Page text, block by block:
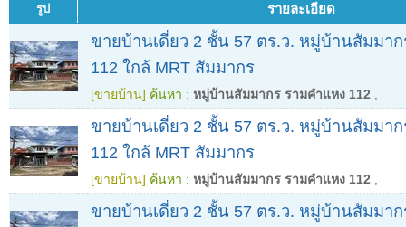
รูป รายละเอียด
ขายบ้านเดี่ยว 2 ชั้น 57 ตร.ว. หมู่บ้านสัมมา
112 ใกล้ MRT สัมมากร
[ขายบ้าน] ค้นหา : หมู่บ้านสัมมากร รามคำแหง 112
ขายบ้านเดี่ยว 2 ชั้น 57 ตร.ว. หมู่บ้านสัมมา
112 ใกล้ MRT สัมมากร
[ขายบ้าน] ค้นหา : หมู่บ้านสัมมากร รามคำแหง 112
ขายบ้านเดี่ยว 2 ชั้น 57 ตร.ว. หมู่บ้านสัมมา